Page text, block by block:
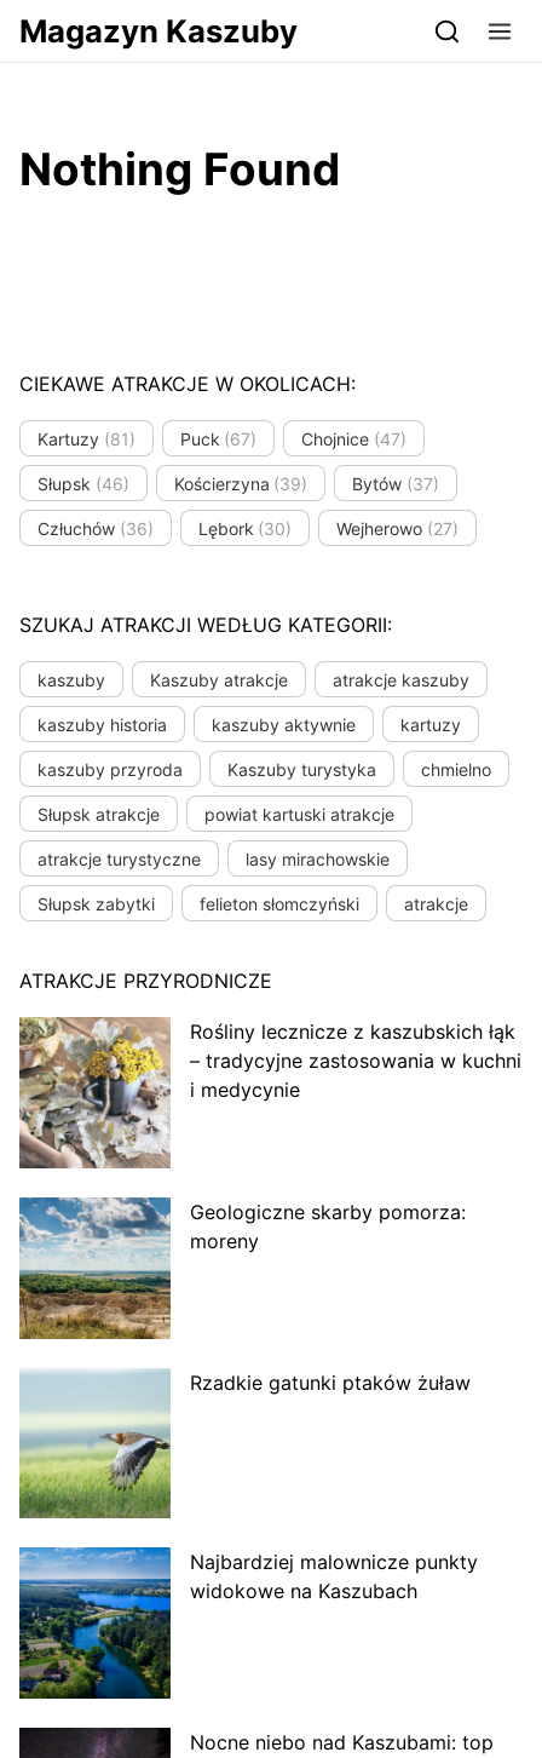
Przejdź do serwisu magazynkaszuby.pl
Magazyn Kaszuby
Nothing Found
CIEKAWE ATRAKCJE W OKOLICACH:
Kartuzy (81) Puck (67) Chojnice (47)
Słupsk (46) Kościerzyna (39) Bytów (37)
Człuchów (36) Lębork (30) Wejherowo (27)
SZUKAJ ATRAKCJI WEDŁUG KATEGORII:
kaszuby Kaszuby atrakcje atrakcje kaszuby
kaszuby historia kaszuby aktywnie kartuzy
kaszuby przyroda Kaszuby turystyka chmielno
Słupsk atrakcje powiat kartuski atrakcje
atrakcje turystyczne lasy mirachowskie
Słupsk zabytki felieton słomczyński atrakcje
ATRAKCJE PRZYRODNICZE
Rośliny lecznicze z kaszubskich łąk
– tradycyjne zastosowania w kuchni
i medycynie
Geologiczne skarby pomorza:
moreny
Rzadkie gatunki ptaków żuław
Najbardziej malownicze punkty
widokowe na Kaszubach
Nocne niebo nad Kaszubami: top